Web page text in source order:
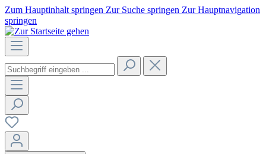
Zum Hauptinhalt springen Zur Suche springen Zur Hauptnavigation
springen